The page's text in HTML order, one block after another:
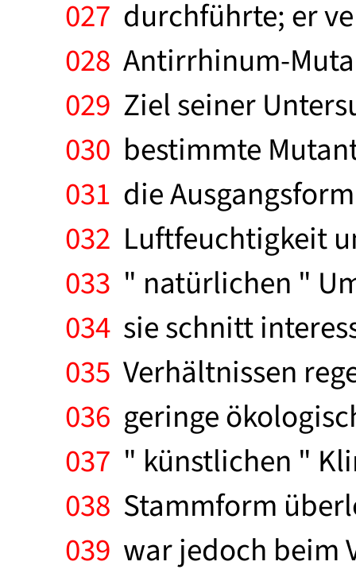
027 durchführte; er
028 Antirrhinum-
029 Ziel seiner
030 bestimmte
031 die
032 Luftfeuchtigkeit
033 " natürlichen "
034 sie schnitt
035 Verhältnissen
036 geringe
037 " künstlichen "
038 Stammform
039 war jedoch beim